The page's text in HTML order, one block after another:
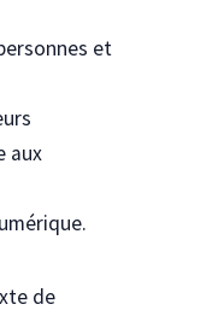
et
aux
de